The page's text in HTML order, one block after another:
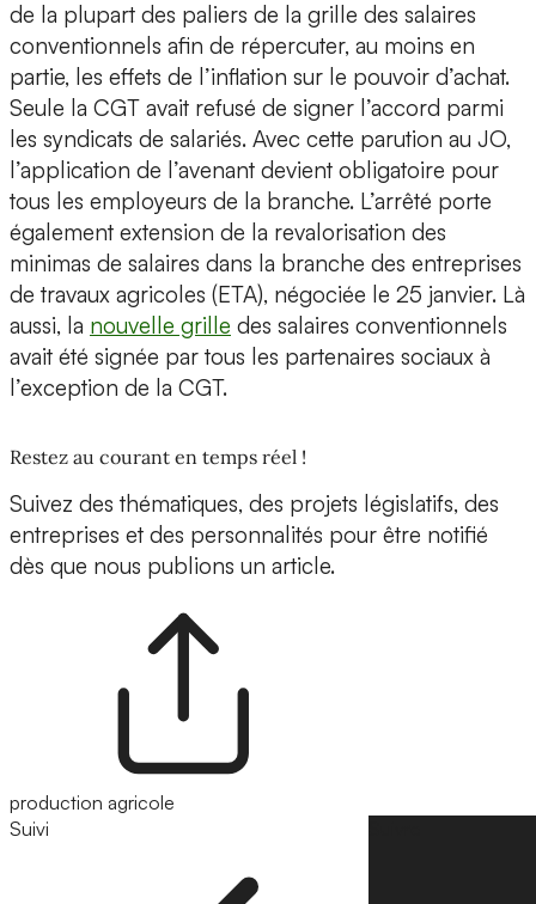
de la plupart des paliers de la grille des salaires
conventionnels afin de répercuter, au moins en
partie, les effets de l’inflation sur le pouvoir d’achat.
Seule la CGT avait refusé de signer l’accord parmi
les syndicats de salariés. Avec cette parution au JO,
l’application de l’avenant devient obligatoire pour
tous les employeurs de la branche. L’arrêté porte
également extension de la revalorisation des
minimas de salaires dans la branche des entreprises
de travaux agricoles (ETA), négociée le 25 janvier. Là
aussi, la nouvelle grille des salaires conventionnels
avait été signée par tous les partenaires sociaux à
l’exception de la CGT.
Restez au courant en temps réel !
Suivez des thématiques, des projets législatifs, des
entreprises et des personnalités pour être notifié
dès que nous publions un article.
production agricole
Suivi